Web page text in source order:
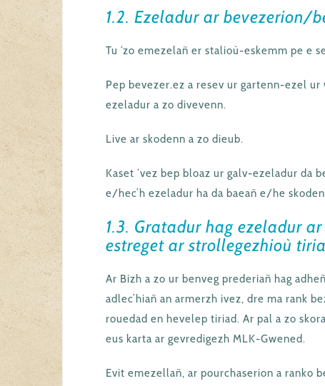
1.2. Ezeladur ar bevezerion/
Tu ‘zo emezelañ er stalioù-eskemm pe e
Pep bevezer.ez a resev ur gartenn-ezel
ezeladur a zo divevenn.
Live ar skodenn a zo dieub.
Kaset ‘vez bep bloaz ur galv-ezeladur da
e/hec’h ezeladur ha da baeañ e/he
1.3. Gratadur hag ezeladur
estreget ar strollegezhioù
Ar Bizh a zo ur benveg prederiañ hag
adlec’hiañ an armerzh ivez, dre ma rank
rouedad en hevelep tiriad. Ar pal a zo
eus karta ar gevredigezh MLK-Gwened.
Evit emezellañ, ar pourchaserion a ranko